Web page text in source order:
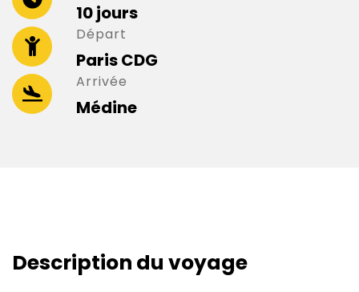
10 jours
Départ
Paris CDG
Arrivée
Médine
Description du voyage